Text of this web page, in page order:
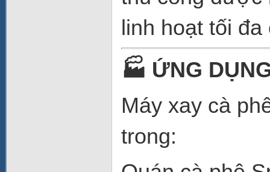
linh hoạt tối
🏭 ỨNG
Máy xay cà
trong: